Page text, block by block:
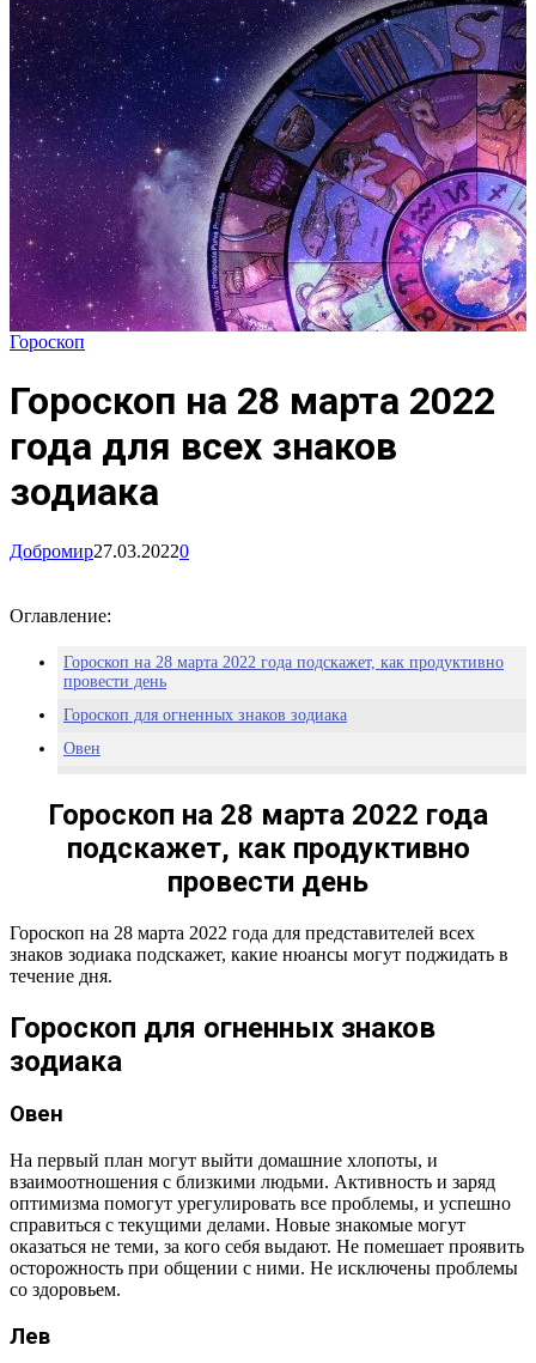
Гороскоп
Гороскоп на 28 марта 2022
года для всех знаков
зодиака
Добромир27.03.20220
Оглавление:
Гороскоп на 28 марта 2022 года подскажет, как продуктивно
провести день
Гороскоп для огненных знаков зодиака
Овен
Стрелец
Гороскоп для созвездий стихии земли
Козерог
Гороскоп для зодиакальных знаков воздушной стихии
Скорпион
Гороскоп на 28 марта 2022 года
подскажет, как продуктивно
провести день
Гороскоп на 28 марта 2022 года для представителей всех
знаков зодиака подскажет, какие нюансы могут поджидать в
течение дня.
Гороскоп для огненных знаков
зодиака
Овен
На первый план могут выйти домашние хлопоты, и
взаимоотношения с близкими людьми. Активность и заряд
оптимизма помогут урегулировать все проблемы, и успешно
справиться с текущими делами. Новые знакомые могут
оказаться не теми, за кого себя выдают. Не помешает проявить
осторожность при общении с ними. Не исключены проблемы
со здоровьем.
Лев